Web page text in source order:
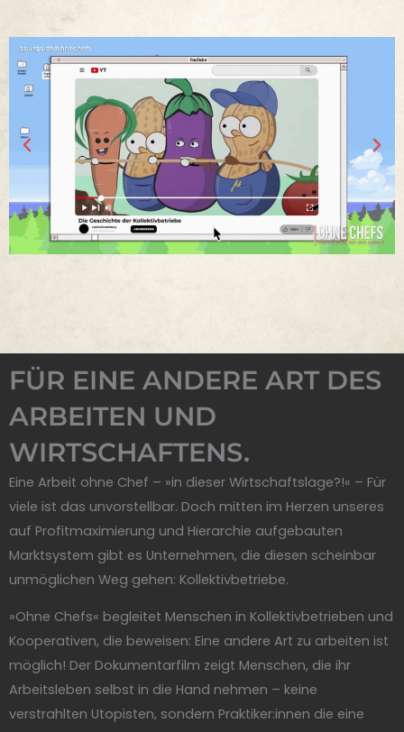
FÜR EINE ANDERE ART DES
ARBEITEN UND
WIRTSCHAFTENS.
Eine Arbeit ohne Chef – »in dieser Wirtschaftslage?!« – Für
viele ist das unvorstellbar. Doch mitten im Herzen unseres
auf Profitmaximierung und Hierarchie aufgebauten
Marktsystem gibt es Unternehmen, die diesen scheinbar
unmöglichen Weg gehen: Kollektivbetriebe.
»Ohne Chefs« begleitet Menschen in Kollektivbetrieben und
Kooperativen, die beweisen: Eine andere Art zu arbeiten ist
möglich! Der Dokumentarfilm zeigt Menschen, die ihr
Arbeitsleben selbst in die Hand nehmen – keine
verstrahlten Utopisten, sondern Praktiker:innen die eine